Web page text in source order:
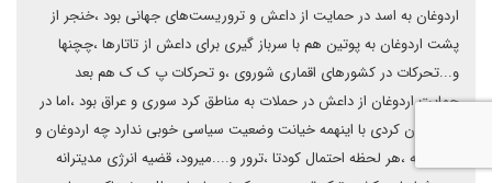
اردوغان به اسد در حمایت از داعش و تروریست‌های جهانی بود ،خنجر از
پشت اردوغان به پوتین هم با سرباز گیری برای داعش از تاتارها ،چچنها
و‌‌‌‌...تحرکات در کشورهای اقماری شوروی ،و تحرکات پ ک ک هم بعد
حمایت اردوغان از داعش در حملات به مناطق کرد سوری و عراق بود ،اما در
آخر اذعان کردی با اینهمه خیانت وضعیت سیاسی خوبی ندارد چه اردوغان و
چه ترکیه ،هر لحظه احتمال کودتا ،ترور و....میرود، قضیه انرژی مدیترانه